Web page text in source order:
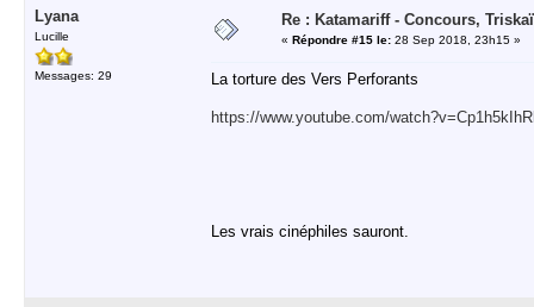
Lyana
Lucille
Messages: 29
Re : Katamariff - Concours,
« Répondre #15 le: 28 Sep 2018, 23h15 »
La torture des Vers Perforants
https://www.youtube.com/
Les vrais cinéphiles sauront.